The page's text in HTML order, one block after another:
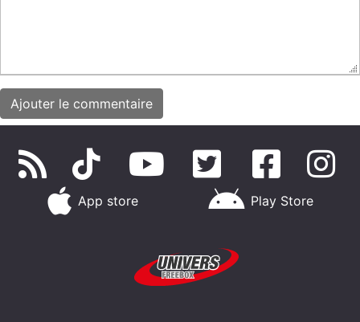
App store Play Store